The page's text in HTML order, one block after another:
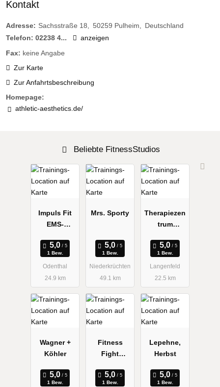
Kontakt
Adresse: Sachsstraße 18 50259 Pulheim
Deutschland
Telefon: 02238 4...
anzeigen
Fax: keine Angabe
Zur Karte
Zur Anfahrtsbeschreibung
Homepage:
athletic-aesthetics.de/
Beliebte FitnessStudios
Impuls Fit
EMS-
1 Bew.
Odenthal
24.9 km
Mrs. Sporty
1 Bew.
Niederkrüchten
49.1 km
Therapiezen
trum
Göddertz
1 Bew.
Langenfeld
22.5 km
Wagner +
Köhler
1 Bew.
Fitness
Fight
1 Bew.
Lepehne,
Herbst
1 Bew.